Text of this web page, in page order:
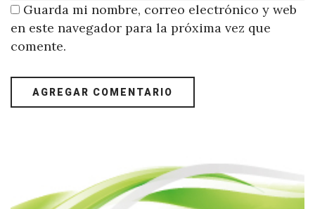
Guarda mi nombre, correo electrónico y web
en este navegador para la próxima vez que
comente.